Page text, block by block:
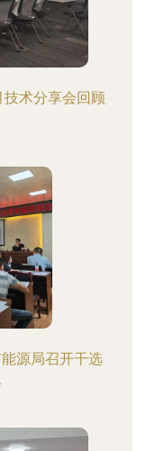
术分享会回顾
源局召开干选